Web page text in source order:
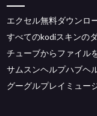
エクセル無料ダウンロ
すべてのkodiスキンの
チューブからファイル
サムスンヘルプハブヘ
グーグルプレイミュー